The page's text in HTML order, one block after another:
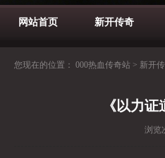
网站首页 新开传奇
您现在的位置： 000热血传奇站 > 新开
《以力
浏览